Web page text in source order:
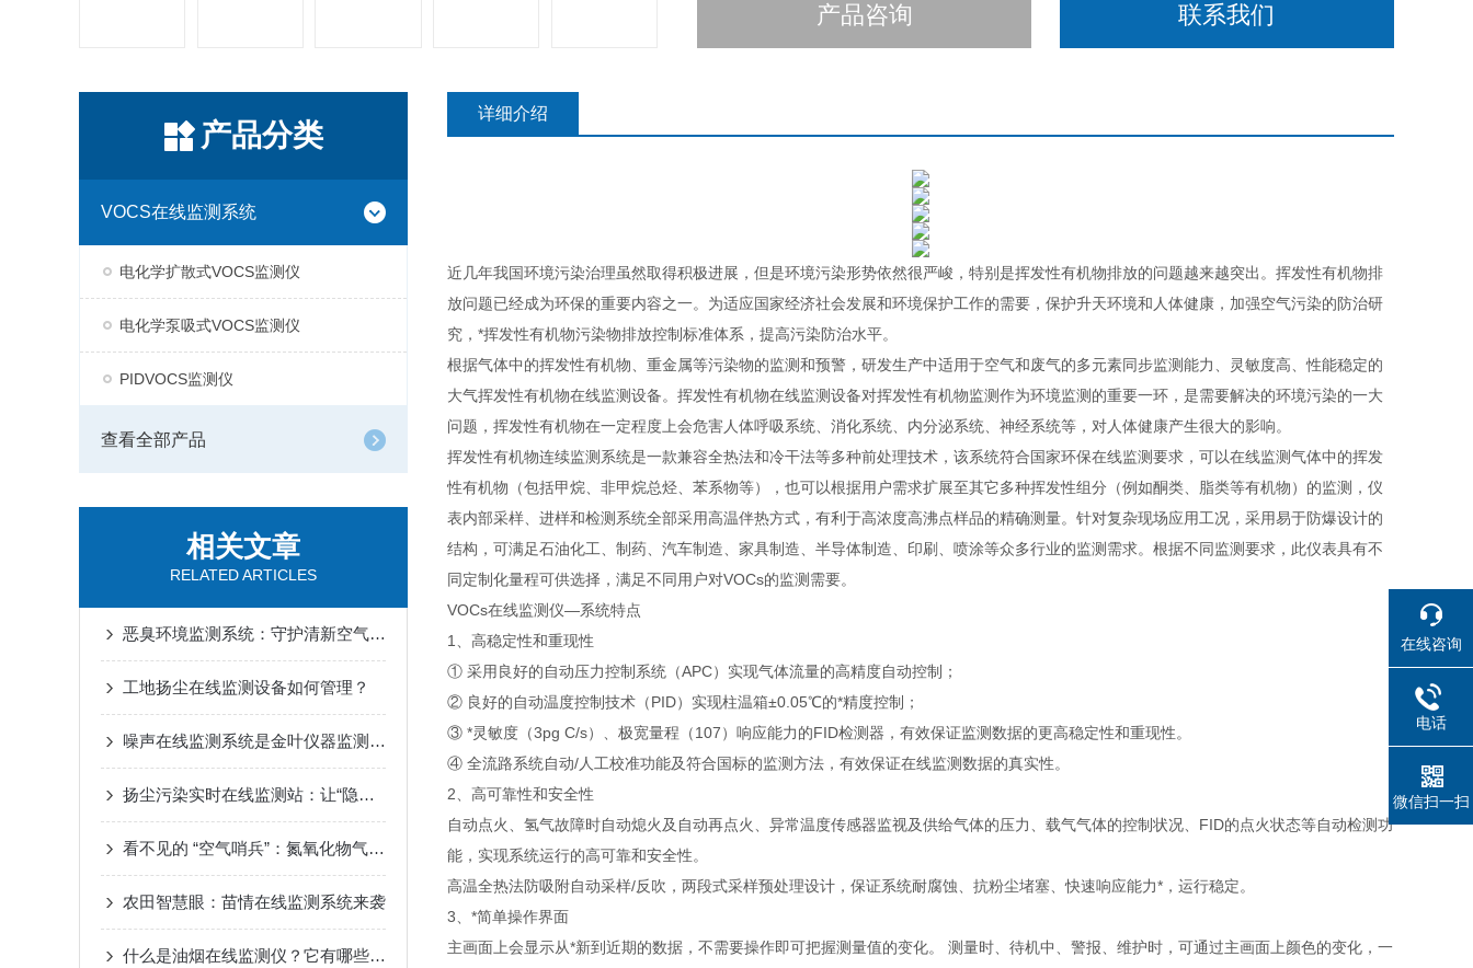
产品咨询 联系我们
产品分类
VOCS在线监测系统
电化学扩散式VOCS监测仪
电化学泵吸式VOCS监测仪
PIDVOCS监测仪
查看全部产品
相关文章
RELATED ARTICLES
恶臭环境监测系统：守护清新空气的科技力量
工地扬尘在线监测设备如何管理？
噪声在线监测系统是金叶仪器监测环境噪声的一款智能型监测仪器
扬尘污染实时在线监测站：让“隐形污染”无处遁形
看不见的 “空气哨兵”：氮氧化物气体监测站为何成环保刚需？
农田智慧眼：苗情在线监测系统来袭
什么是油烟在线监测仪？它有哪些功能特点
详细介绍
近几年我国环境污染治理虽然取得积极进展，但是环境污染形势依然很严峻，特别是挥发性有机物排放的问题越来越突出。挥发性有机物排
放问题已经成为环保的重要内容之一。为适应国家经济社会发展和环境保护工作的需要，保护升天环境和人体健康，加强空气污染的防治研
究，*挥发性有机物污染物排放控制标准体系，提高污染防治水平。
根据气体中的挥发性有机物、重金属等污染物的监测和预警，研发生产中适用于空气和废气的多元素同步监测能力、灵敏度高、性能稳定的
大气挥发性有机物在线监测设备。挥发性有机物在线监测设备对挥发性有机物监测作为环境监测的重要一环，是需要解决的环境污染的一大
问题，挥发性有机物在一定程度上会危害人体呼吸系统、消化系统、内分泌系统、神经系统等，对人体健康产生很大的影响。
挥发性有机物连续监测系统是一款兼容全热法和冷干法等多种前处理技术，该系统符合国家环保在线监测要求，可以在线监测气体中的挥发
性有机物（包括甲烷、非甲烷总烃、苯系物等），也可以根据用户需求扩展至其它多种挥发性组分（例如酮类、脂类等有机物）的监测，仪
表内部采样、进样和检测系统全部采用高温伴热方式，有利于高浓度高沸点样品的精确测量。针对复杂现场应用工况，采用易于防爆设计的
结构，可满足石油化工、制药、汽车制造、家具制造、半导体制造、印刷、喷涂等众多行业的监测需求。根据不同监测要求，此仪表具有不
同定制化量程可供选择，满足不同用户对VOCs的监测需要。
VOCs在线监测仪—系统特点
1、高稳定性和重现性
① 采用良好的自动压力控制系统（APC）实现气体流量的高精度自动控制；
② 良好的自动温度控制技术（PID）实现柱温箱±0.05℃的*精度控制；
③ *灵敏度（3pg C/s）、极宽量程（107）响应能力的FID检测器，有效保证监测数据的更高稳定性和重现性。
④ 全流路系统自动/人工校准功能及符合国标的监测方法，有效保证在线监测数据的真实性。
2、高可靠性和安全性
自动点火、氢气故障时自动熄火及自动再点火、异常温度传感器监视及供给气体的压力、载气气体的控制状况、FID的点火状态等自动检测功
能，实现系统运行的高可靠和安全性。
高温全热法防吸附自动采样/反吹，两段式采样预处理设计，保证系统耐腐蚀、抗粉尘堵塞、快速响应能力*，运行稳定。
3、*简单操作界面
主画面上会显示从*新到近期的数据，不需要操作即可把握测量值的变化。 测量时、待机中、警报、维护时，可通过主画面上颜色的变化，一
在线咨询
电话
微信扫一扫